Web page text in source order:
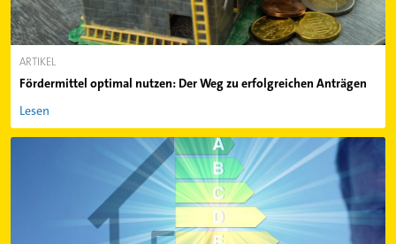
ARTIKEL
Fördermittel optimal nutzen: Der Weg zu erfolgreichen Anträgen
Lesen